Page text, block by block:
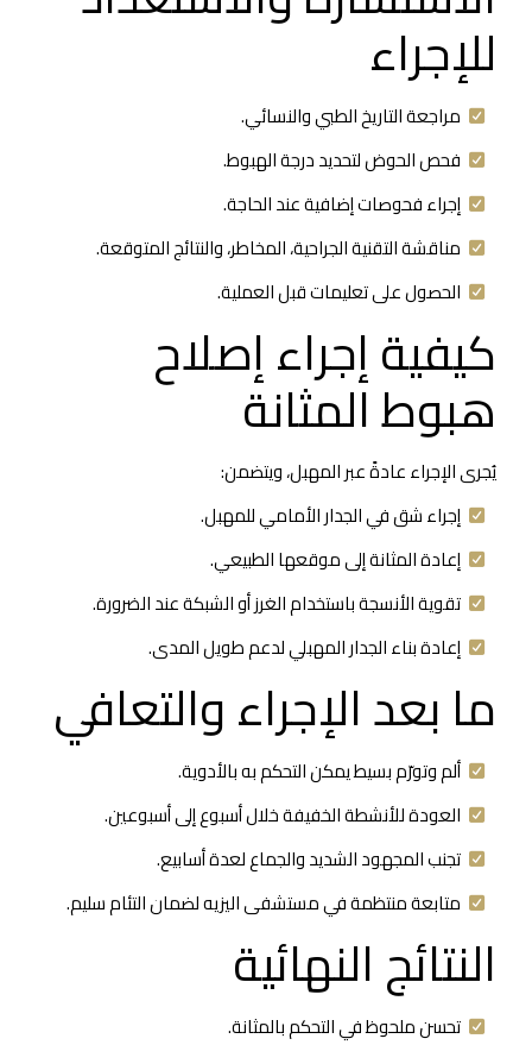
للإجراء
مراجعة التاريخ الطبي والنسائي.
فحص الحوض لتحديد درجة الهبوط.
إجراء فحوصات إضافية عند الحاجة.
مناقشة التقنية الجراحية، المخاطر، والنتائج المتوقعة.
الحصول على تعليمات قبل العملية.
كيفية إجراء إصلاح
هبوط المثانة
يُجرى الإجراء عادةً عبر المهبل، ويتضمن:
إجراء شق في الجدار الأمامي للمهبل.
إعادة المثانة إلى موقعها الطبيعي.
تقوية الأنسجة باستخدام الغرز أو الشبكة عند الضرورة.
إعادة بناء الجدار المهبلي لدعم طويل المدى.
ما بعد الإجراء والتعافي
ألم وتورّم بسيط يمكن التحكم به بالأدوية.
العودة للأنشطة الخفيفة خلال أسبوع إلى أسبوعين.
تجنب المجهود الشديد والجماع لعدة أسابيع.
متابعة منتظمة في مستشفى اليزيه لضمان التئام سليم.
النتائج النهائية
تحسن ملحوظ في التحكم بالمثانة.